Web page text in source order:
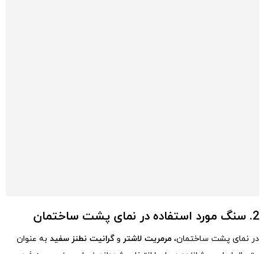
2. سنگ مورد استفاده در نمای پشت ساختمان
در نمای پشت ساختمان، مرمریت لاشتر وگرانیت نطنز سفید به عنوان